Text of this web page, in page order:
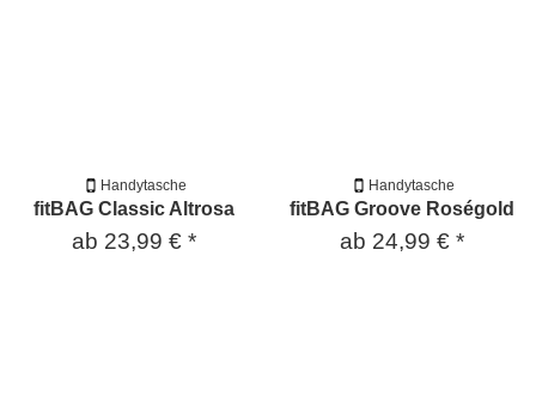
Handytasche
fitBAG Classic Altrosa
ab 23,99 € *
Handytasche
fitBAG Groove Roségold
ab 24,99 € *